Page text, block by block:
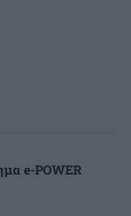
e-POWER